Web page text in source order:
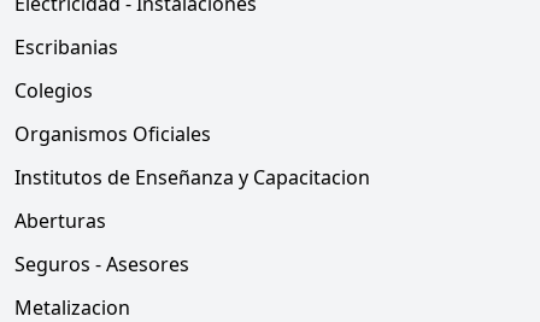
Escribanias
Colegios
Organismos Oficiales
Institutos de Enseñanza y Capacitacion
Aberturas
Seguros - Asesores
Metalizacion